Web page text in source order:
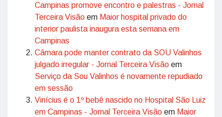
Campinas promove encontro e palestras - Jornal
Terceira Visão em Maior hospital privado do
interior paulista inaugura esta semana em
Campinas
Câmara pode manter contrato da SOU Valinhos
julgado irregular - Jornal Terceira Visão em
Serviço da Sou Valinhos é novamente repudiado
em sessão
Vinícius é o 1º bebê nascido no Hospital São Luiz
em Campinas - Jornal Terceira Visão em Maior